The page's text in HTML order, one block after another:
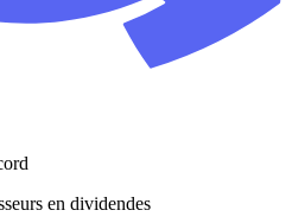
en dividendes